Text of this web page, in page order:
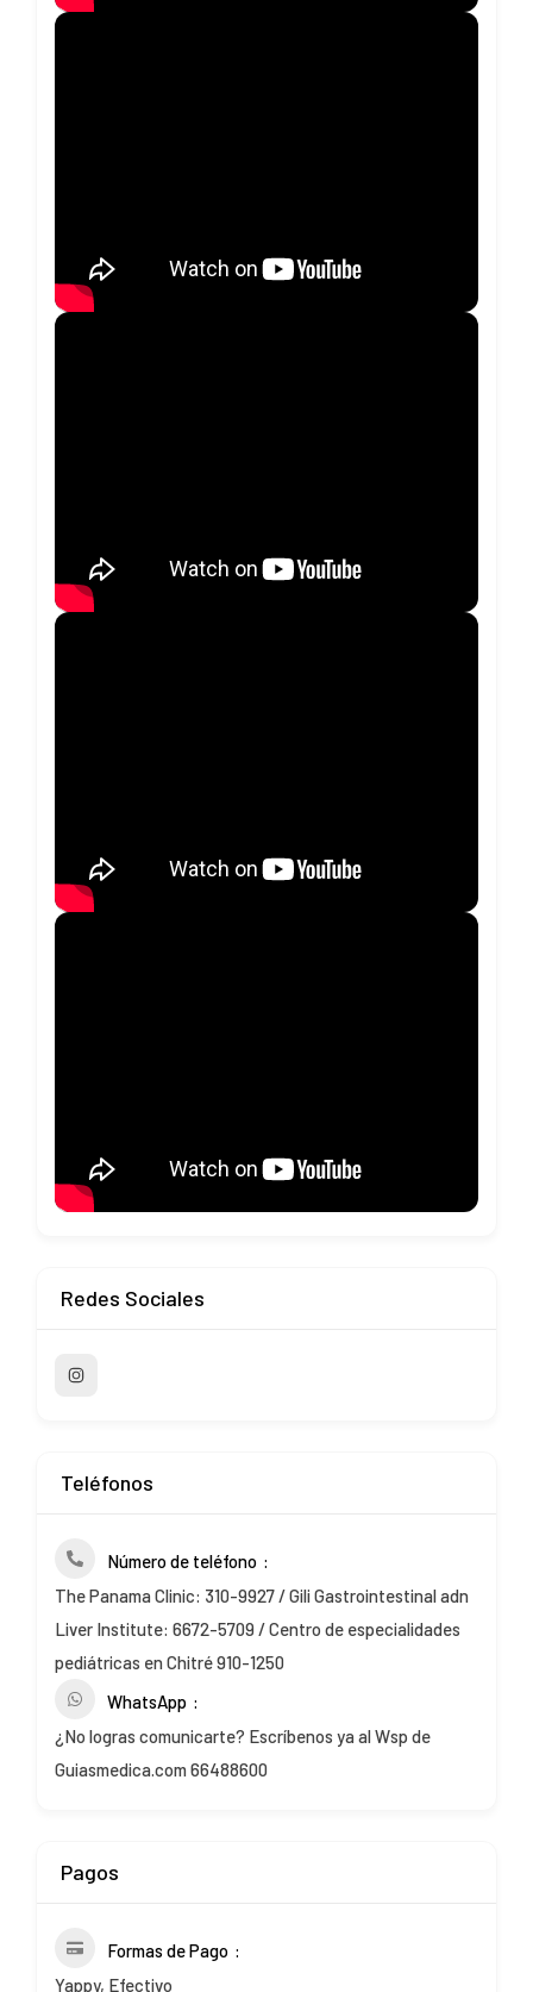
Redes Sociales
Teléfonos
Número de teléfono
The Panama Clinic: 310-9927 / Gili Gastrointestinal adn
Liver Institute: 6672-5709 / Centro de especialidades
pediátricas en Chitré 910-1250
WhatsApp
¿No logras comunicarte? Escríbenos ya al Wsp de
Guiasmedica.com 66488600
Pagos
Formas de Pago
Yappy, Efectivo